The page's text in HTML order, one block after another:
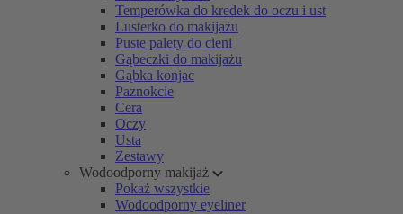
Temperówka do kredek do oczu i ust
Lusterko do makijażu
Puste palety do cieni
Gąbeczki do makijażu
Gąbka konjac
Paznokcie
Cera
Oczy
Usta
Zestawy
Wodoodporny makijaż
Pokaż wszystkie
Wodoodporny eyeliner